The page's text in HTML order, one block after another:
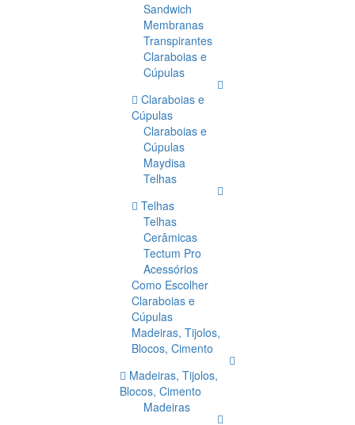
Sandwich
Membranas
Transpirantes
Claraboias e
Cúpulas
Claraboias e
Cúpulas
Claraboias e
Cúpulas
Maydisa
Telhas
Telhas
Telhas
Cerâmicas
Tectum Pro
Acessórios
Como Escolher
Claraboias e
Cúpulas
Madeiras, Tijolos,
Blocos, Cimento
Madeiras, Tijolos,
Blocos, Cimento
Madeiras